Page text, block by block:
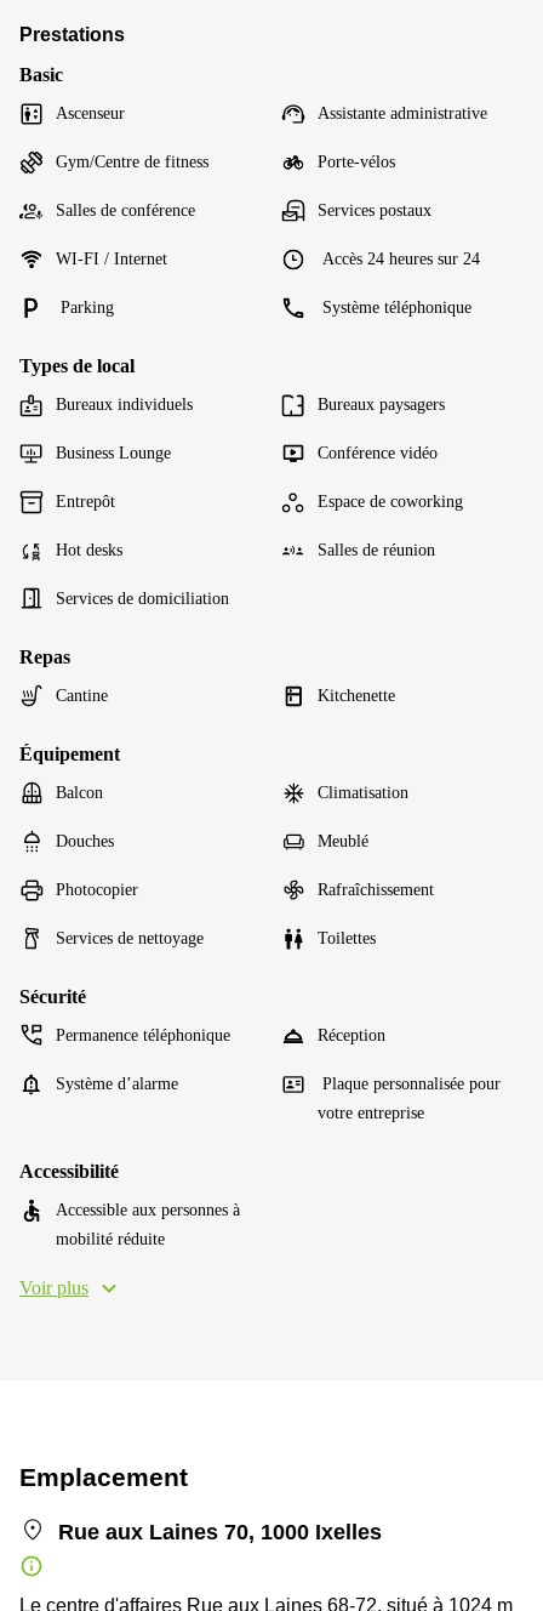
Prestations
Basic
Ascenseur Assistante administrative
Gym/Centre de fitness Porte-vélos
Salles de conférence Services postaux
WI-FI / Internet Accès 24 heures sur 24
Parking Système téléphonique
Types de local
Bureaux individuels Bureaux paysagers
Business Lounge Conférence vidéo
Entrepôt Espace de coworking
Hot desks Salles de réunion
Services de domiciliation
Repas
Cantine Kitchenette
Équipement
Balcon Climatisation
Douches Meublé
Photocopier Rafraîchissement
Services de nettoyage Toilettes
Sécurité
Permanence téléphonique Réception
Système d’alarme
Plaque personnalisée pour
votre entreprise
Accessibilité
Accessible aux personnes à
mobilité réduite
Voir plus
Emplacement
Rue aux Laines 70, 1000 Ixelles
Le centre d'affaires Rue aux Laines 68-72, situé à 1024 m